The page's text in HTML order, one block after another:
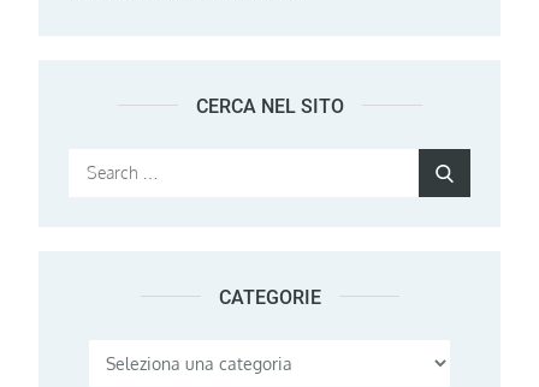
CERCA NEL SITO
Search
CATEGORIE
Categorie